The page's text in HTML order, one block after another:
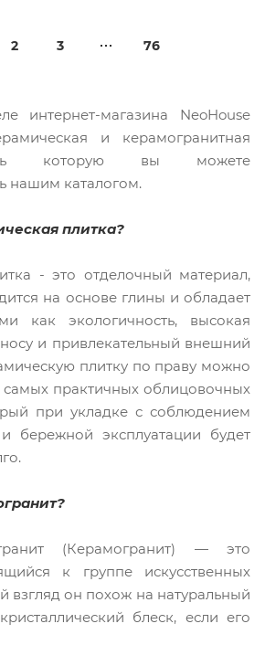
2 3 76
интернет-магазина NeoHouse
и керамогранитная
которую вы можете
нашим каталогом.
плитка?
- это отделочный материал,
на основе глины и обладает
как экологичность, высокая
и привлекательный внешний
плитку по праву можно
самых практичных облицовочных
при укладке с соблюдением
бережной эксплуатации будет
(Керамогранит) — это
к группе искусственных
взгляд он похож на натуральный
блеск, если его